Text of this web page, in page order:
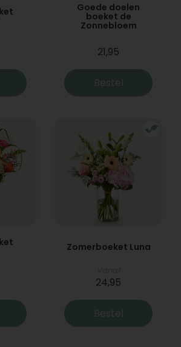
Goede doelen
boeket de
Zonnebloem
21,95
Bestel
Zomerboeket Luna
24,95
Bestel